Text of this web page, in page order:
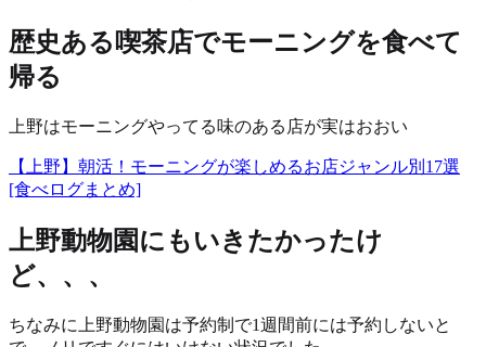
歴史ある喫茶店でモーニングを食べて
帰る
上野はモーニングやってる味のある店が実はおおい
【上野】朝活！モーニングが楽しめるお店ジャンル別17選
[食べログまとめ]
上野動物園にもいきたかったけ
ど、、、
ちなみに上野動物園は予約制で1週間前には予約しないと